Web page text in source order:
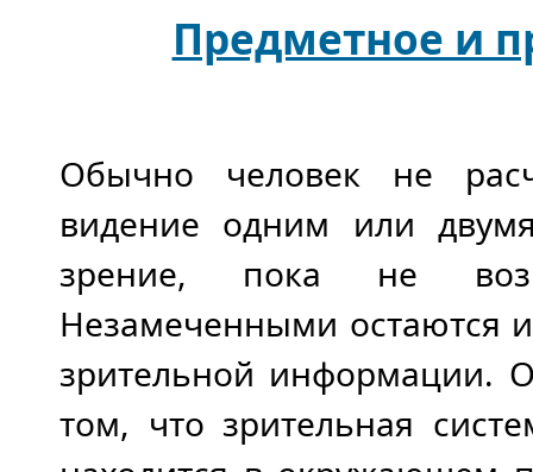
Предметное и
Обычно человек не
видение одним или
зрение, пока не
Незамеченными остаются
зрительной информации.
том, что зрительная